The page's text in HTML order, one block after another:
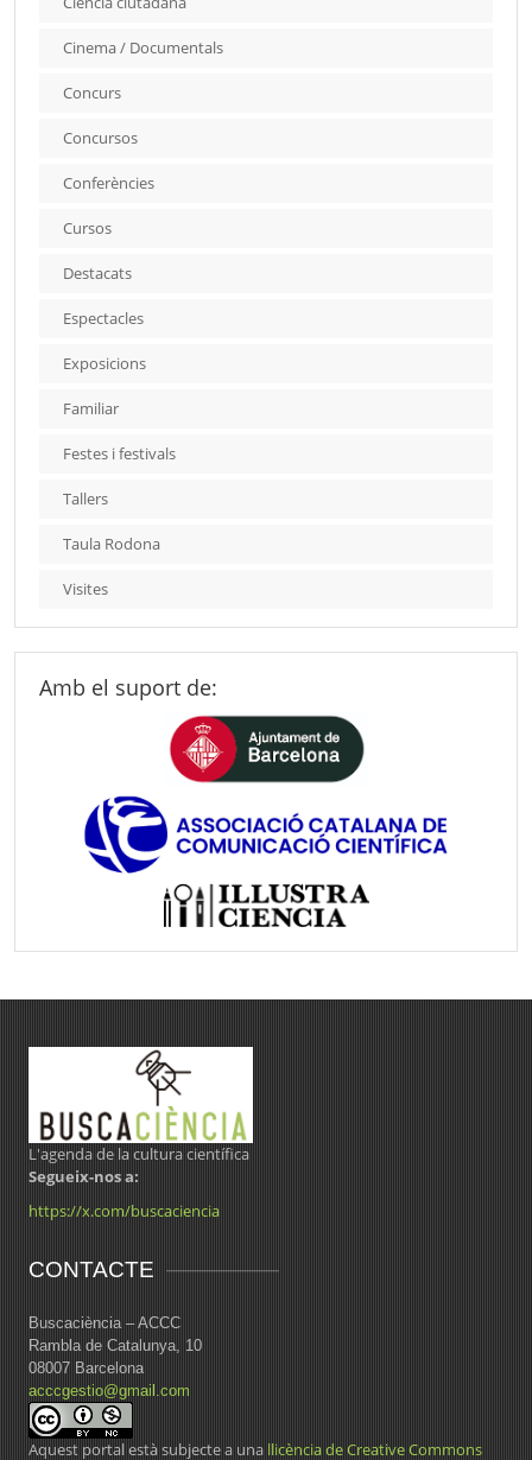
Cinema / Documentals
Concurs
Concursos
Conferències
Cursos
Destacats
Espectacles
Exposicions
Familiar
Festes i festivals
Tallers
Taula Rodona
Visites
Amb el suport de:
L'agenda de la cultura científica
Segueix-nos a:
https://x.com/buscaciencia
CONTACTE
Buscaciència – ACCC
Rambla de Catalunya, 10
08007 Barcelona
acccgestio@gmail.com
Aquest portal està subjecte a una llicència de Creative Commons